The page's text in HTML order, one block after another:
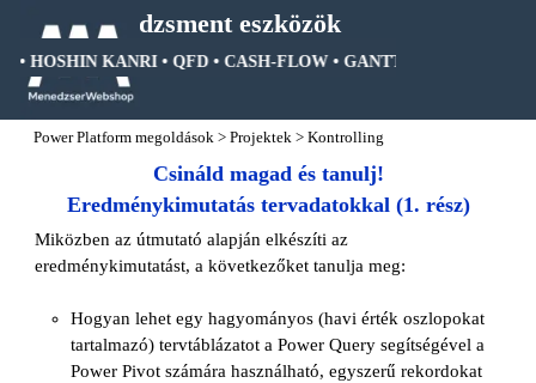
Menedzsment eszközök
KANRI • QFD • CASH-FLOW • GANTT DIAGRAM • FA
Ugrás a menüre
Power Platform megoldások >Projektek >Kontrolling
Csináld magad és tanulj!
Eredménykimutatás tervadatokkal (1. rész)
Miközben az útmutató alapján elkészíti az
eredménykimutatást, a következőket tanulja meg:
Hogyan lehet egy hagyományos (havi érték oszlopokat
tartalmazó) tervtáblázatot a Power Query segítségével a
Power Pivot számára használható, egyszerű rekordokat